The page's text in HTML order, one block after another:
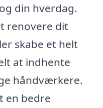
din hverdag.
renovere dit
skabe et helt
at indhente
håndværkere.
en bedre